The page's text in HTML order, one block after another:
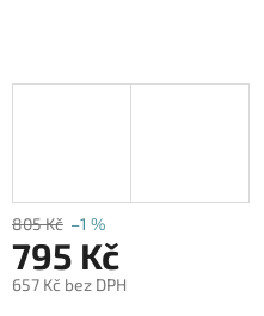
805 Kč –1 %
795 Kč
657 Kč bez DPH